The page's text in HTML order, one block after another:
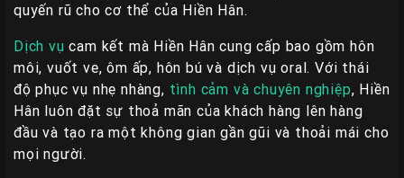
quyến rũ cho cơ thể của Hiền Hân.
Dịch vụ cam kết mà Hiền Hân cung cấp bao gồm hôn
môi, vuốt ve, ôm ấp, hôn bú và dịch vụ oral. Với thái
độ phục vụ nhẹ nhàng, tình cảm và chuyên nghiệp, Hiền
Hân luôn đặt sự thoả mãn của khách hàng lên hàng
đầu và tạo ra một không gian gần gũi và thoải mái cho
mọi người.